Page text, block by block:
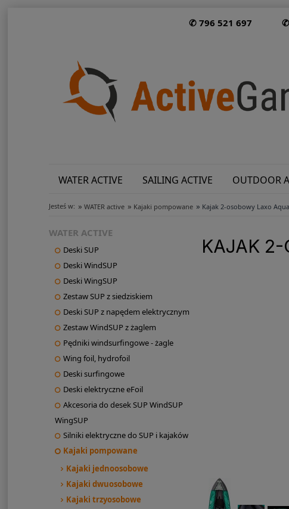
✆ 796 521 697
WATER ACTIVE SAILING ACTIVE OUTDOOR
Jesteś w: » WATER active » Kajaki pompowane » Kajak 2-osobowy Laxo
WATER ACTIVE
Deski SUP
Deski WindSUP
Deski WingSUP
Zestaw SUP z siedziskiem
Deski SUP z napędem elektrycznym
Zestaw WindSUP z żaglem
Pędniki windsurfingowe - żagle
Wing foil, hydrofoil
Deski surfingowe
Deski elektryczne eFoil
Akcesoria do desek SUP WindSUP
WingSUP
Silniki elektryczne do SUP i kajaków
Kajaki pompowane
Kajaki jednoosobowe
Kajaki dwuosobowe
Kajaki trzyosobowe
KAJAK 2-